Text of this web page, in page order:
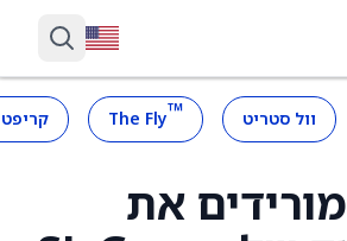
וול סטריט ™
The Fly
Mizuho מורידים את